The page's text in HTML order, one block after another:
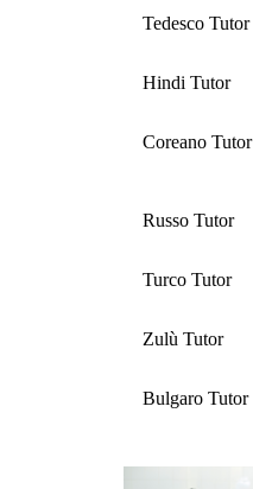
Tedesco Tutor
Hindi Tutor
Coreano Tutor
Russo Tutor
Turco Tutor
Zulù Tutor
Bulgaro Tutor